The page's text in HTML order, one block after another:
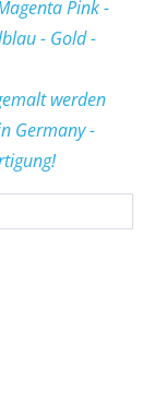
Pink -
- Gold -
werden
Germany -